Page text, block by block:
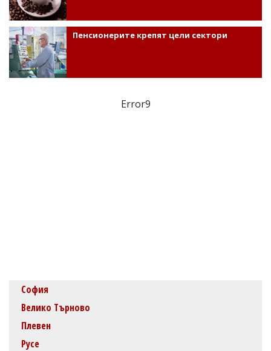
Пенсионерите крепят цели сектори
Error9
София
Велико Търново
Плевен
Русе